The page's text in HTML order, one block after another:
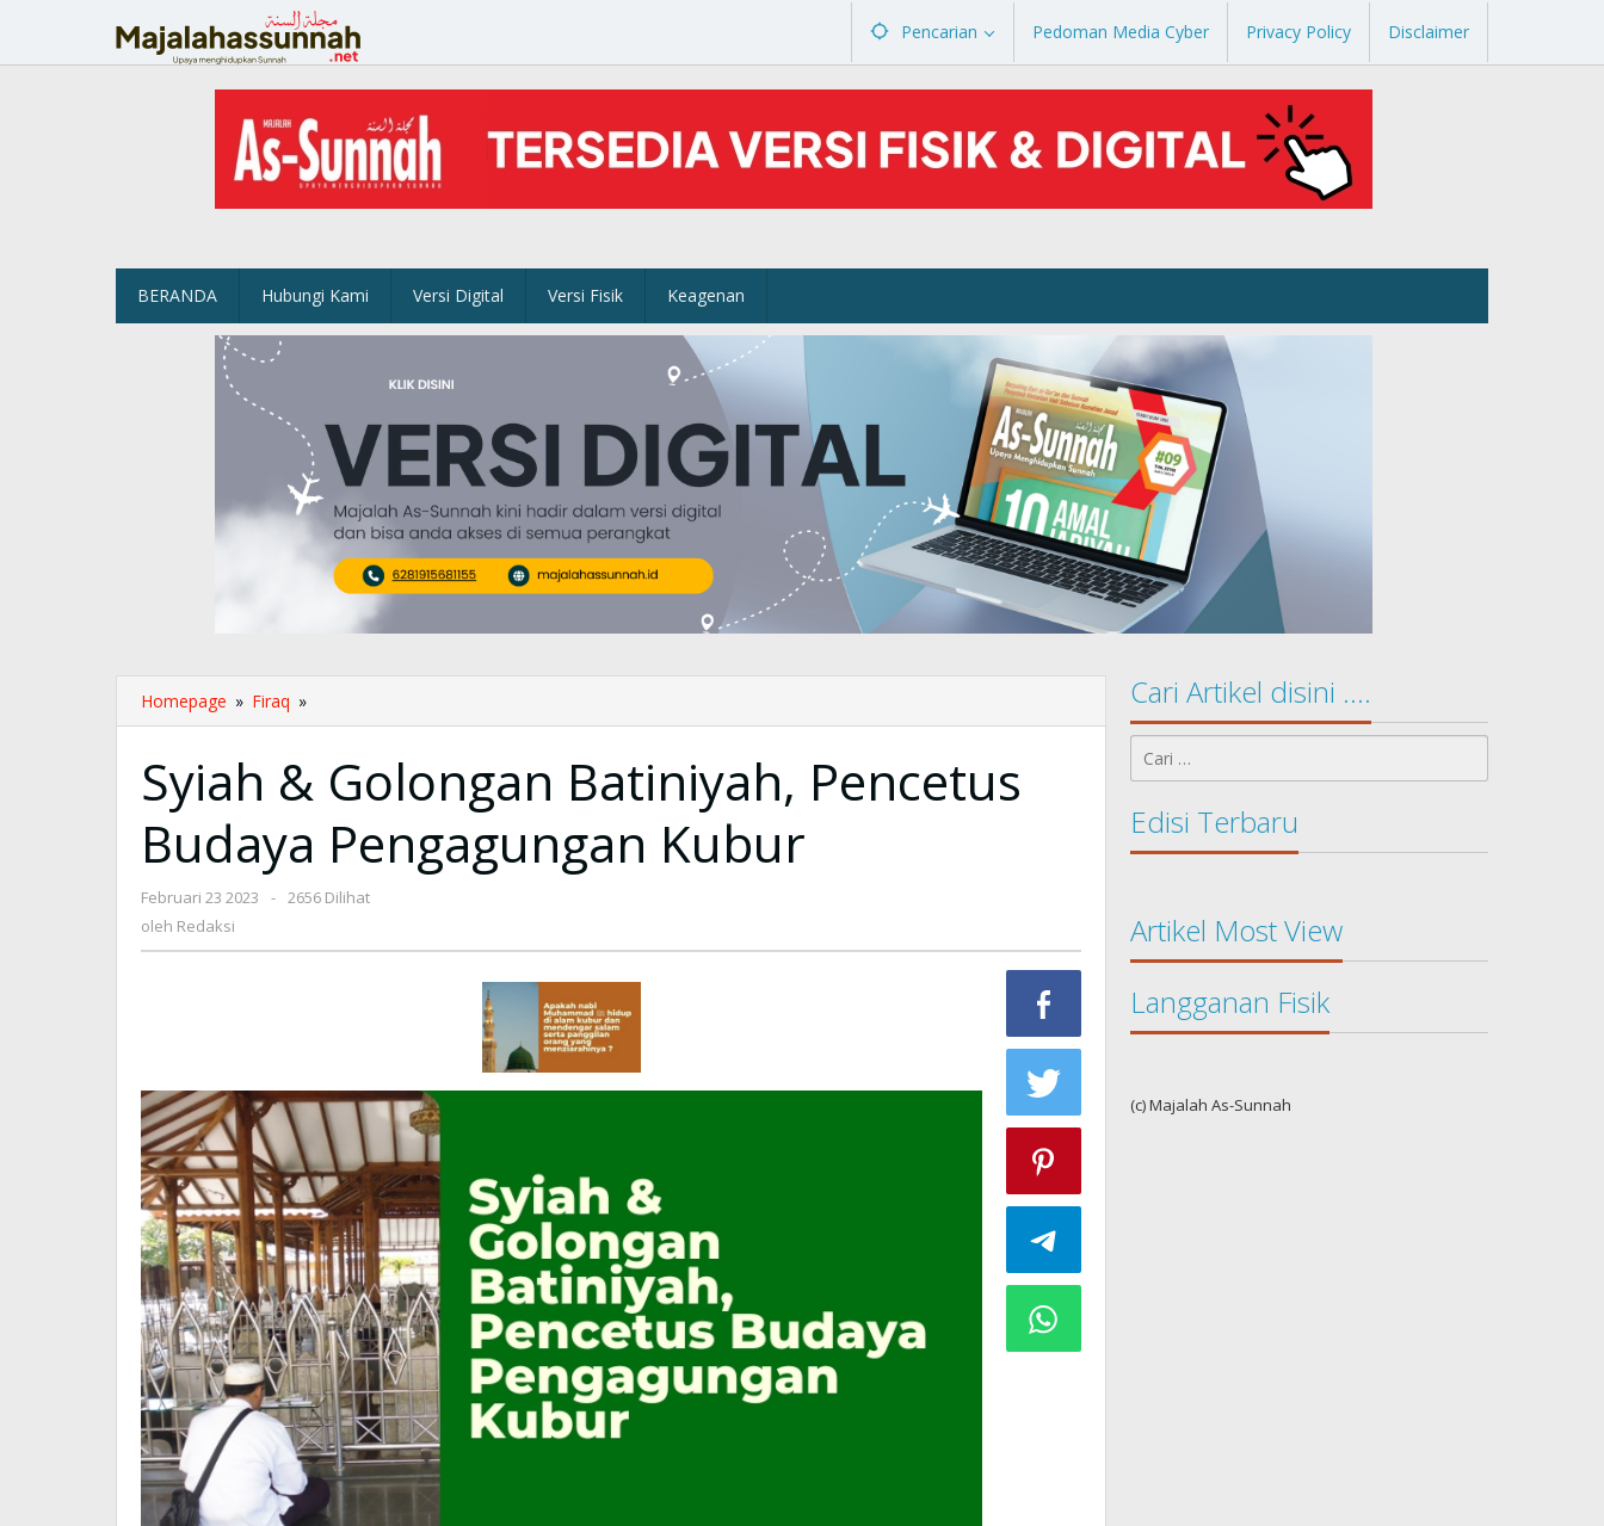
konten
Pencarian Pedoman Media Cyber Privacy Policy Disclaimer
BERANDA Hubungi Kami Versi Digital Versi Fisik Keagenan
Homepage » Firaq »
&
Batiniyah,
Pencetus
Budaya
Pengagungan
Syiah & Golongan Batiniyah, Pencetus
Budaya Pengagungan Kubur
Februari 23 2023
oleh
- 2656 Dilihat
oleh Redaksi
Cari Artikel disini ….
Cari
untuk:
Edisi Terbaru
Artikel Most View
Langganan Fisik
(c) Majalah As-Sunnah